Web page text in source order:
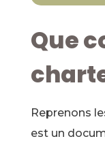
Que
Reprenons
est un